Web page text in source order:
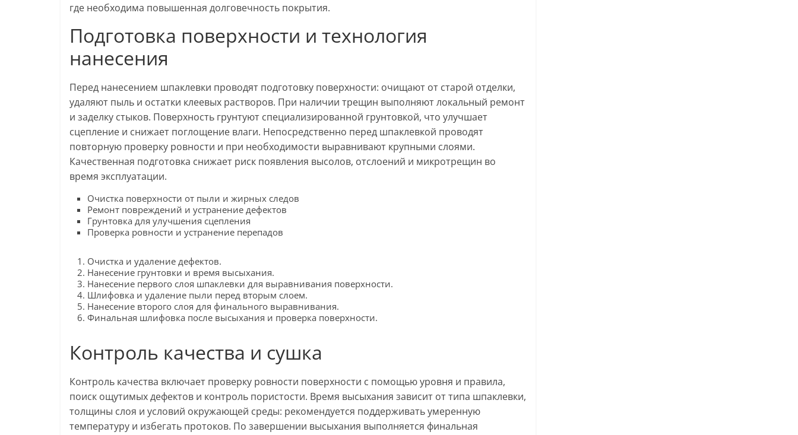
где необходима повышенная долговечность покрытия.
Подготовка поверхности и технология
нанесения
Перед нанесением шпаклевки проводят подготовку поверхности: очищают от старой отделки,
удаляют пыль и остатки клеевых растворов. При наличии трещин выполняют локальный ремонт
и заделку стыков. Поверхность грунтуют специализированной грунтовкой, что улучшает
сцепление и снижает поглощение влаги. Непосредственно перед шпаклевкой проводят
повторную проверку ровности и при необходимости выравнивают крупными слоями.
Качественная подготовка снижает риск появления высолов, отслоений и микротрещин во
время эксплуатации.
Очистка поверхности от пыли и жирных следов
Ремонт повреждений и устранение дефектов
Грунтовка для улучшения сцепления
Проверка ровности и устранение перепадов
Очистка и удаление дефектов.
Нанесение грунтовки и время высыхания.
Нанесение первого слоя шпаклевки для выравнивания поверхности.
Шлифовка и удаление пыли перед вторым слоем.
Нанесение второго слоя для финального выравнивания.
Финальная шлифовка после высыхания и проверка поверхности.
Контроль качества и сушка
Контроль качества включает проверку ровности поверхности с помощью уровня и правила,
поиск ощутимых дефектов и контроль пористости. Время высыхания зависит от типа шпаклевки,
толщины слоя и условий окружающей среды: рекомендуется поддерживать умеренную
температуру и избегать протоков. По завершении высыхания выполняется финальная